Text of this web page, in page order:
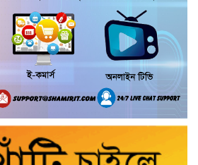
ধামরাইয়ে শিক্ষক হান্নান হোসেনের বিষমুক্ত
বেগুন চাষে বাজিমাৎ
কয়রায় আন্তর্জাতিক আদিবাসী দিবস পালন
উপলক্ষে র‍্যালি ও আলোচনা সভা